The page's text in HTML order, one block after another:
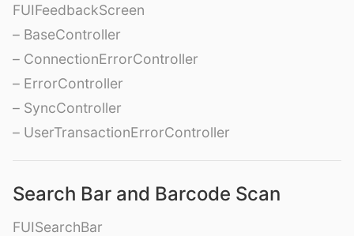
FUIFeedbackScreen
– BaseController
– ConnectionErrorController
– ErrorController
– SyncController
– UserTransactionErrorController
Search Bar and Barcode Scan
FUISearchBar